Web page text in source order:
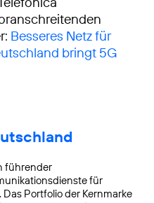
Besseres Netz für
bringt 5G
führender
für
Portfolio der Kernmarke